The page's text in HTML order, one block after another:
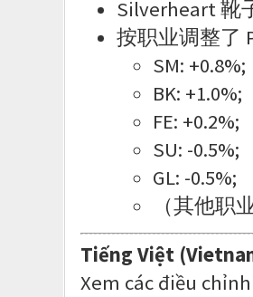
Silverheart 靴
按职业调整了
SM: +0.8%;
BK: +1.0%;
FE: +0.2%;
SU: -0.5%;
GL: -0.5%;
（其他职
Tiếng Việt
Xem các điều